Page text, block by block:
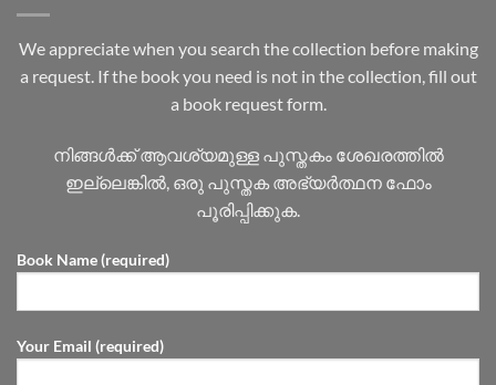
We appreciate when you search the collection before making
a request. If the book you need is not in the collection, fill out
a book request form.
നിങ്ങൾക്ക് ആവശ്യമുള്ള പുസ്തകം ശേഖരത്തിൽ
ഇല്ലെങ്കിൽ, ഒരു പുസ്തക അഭ്യർത്ഥന ഫോം
പൂരിപ്പിക്കുക.
Book Name (required)
Your Email (required)